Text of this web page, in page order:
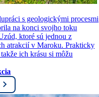
s geologickými procesmi
na konci svojho toku
ktoré sú jednou z
atrakcií v Maroku. Prakticky
ich krásu si môžu